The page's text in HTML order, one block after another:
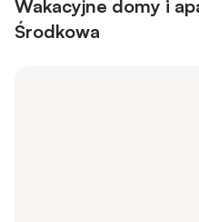
Wakacyjne domy i
Środkowa